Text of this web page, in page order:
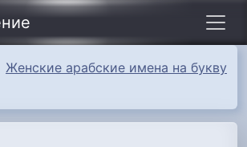
Женские арабские имена на букву